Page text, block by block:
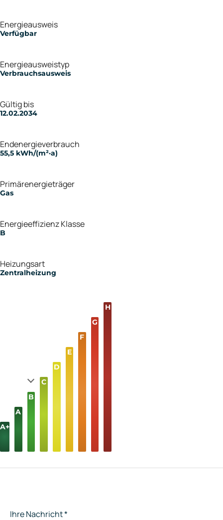
Energieausweis
Verfügbar
Energie­ausweistyp
Verbrauchsausweis
Gültig bis
12.02.2034
Endenergieverbrauch
55,5 kWh/(m²·a)
Primärenergieträger
Gas
Energieeffizienz Klasse
B
Heizungsart
Zentralheizung
A+
A
B
C
D
E
F
G
H
Ihre Nachricht*